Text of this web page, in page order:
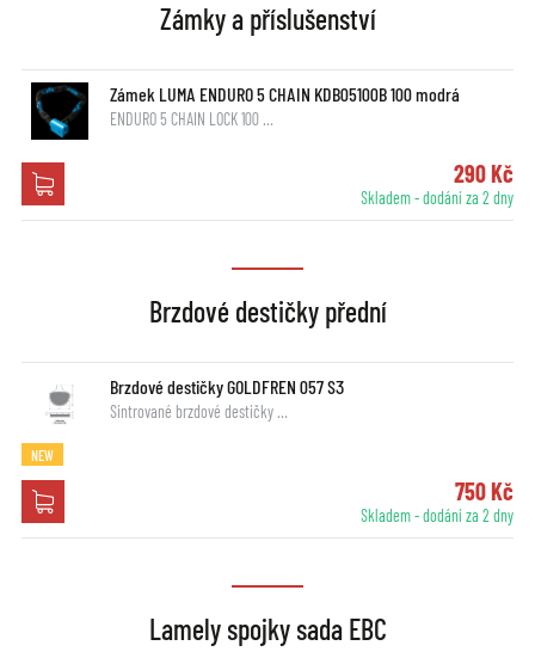
Zámky a příslušenství
Zámek LUMA ENDURO 5 CHAIN KDB05100B 100 modrá
ENDURO 5 CHAIN LOCK 100 …
290 Kč
Skladem - dodání za 2 dny
Brzdové destičky přední
Brzdové destičky GOLDFREN 057 S3
Sintrované brzdové destičky …
NEW
750 Kč
Skladem - dodání za 2 dny
Lamely spojky sada EBC